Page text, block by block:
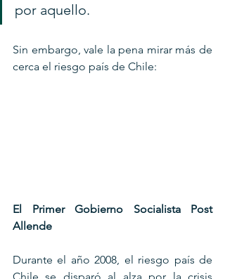
por aquello.
Sin embargo, vale la pena mirar más de
cerca el riesgo país de Chile:
El Primer Gobierno Socialista Post
Allende
Durante el año 2008, el riesgo país de